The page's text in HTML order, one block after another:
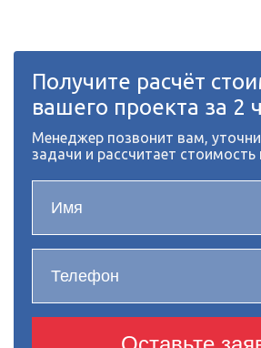
Получите расчёт
вашего проекта за 2
Менеджер позвонит вам,
задачи и рассчитает стоимость